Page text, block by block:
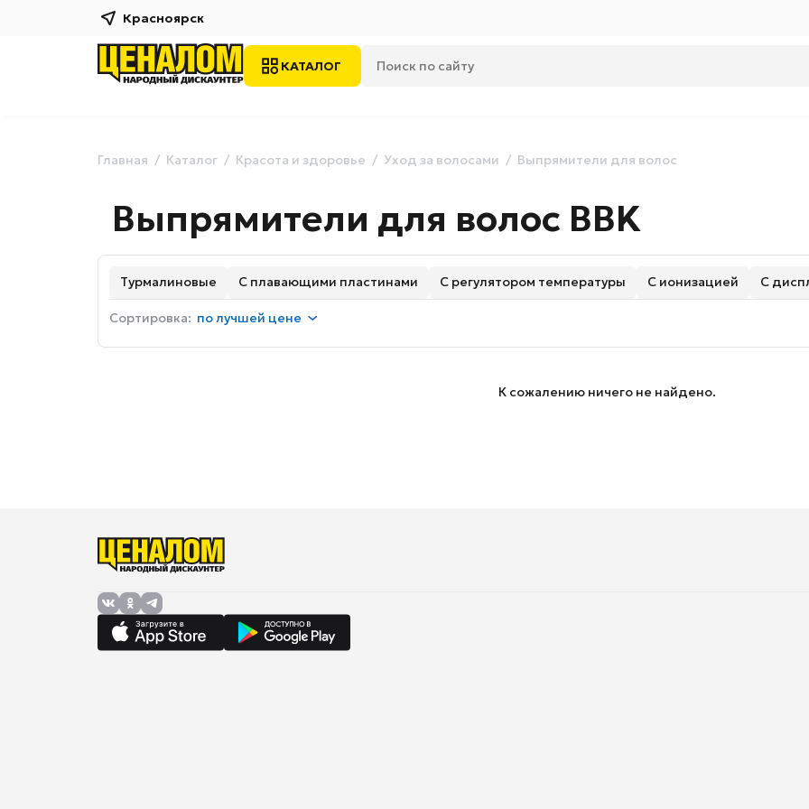
Красноярск
КАТАЛОГ
Главная Каталог Красота и здоровье Уход за волосами Выпрямители для волос
Выпрямители для волос BBK
Турмалиновые С плавающими пластинами С регулятором температуры С ионизацией С
Сортировка: получшей цене
К сожалению ничего не найдено.